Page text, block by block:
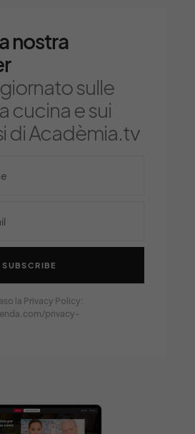
nostra
sulle
cucina e sui
di Acadèmia.tv
SUBSCRIBE
la Privacy Policy:
privacy-